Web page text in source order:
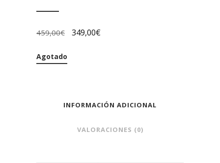
459,00€ 349,00€
Agotado
INFORMACIÓN ADICIONAL
VALORACIONES (0)